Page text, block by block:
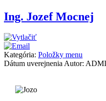
Ing. Jozef Mocnej
Kategória: Položky menu
Dátum uverejnenia Autor: